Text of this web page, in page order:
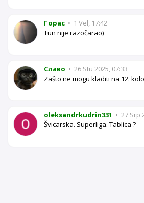
Горас • 1 Vel, 17:42
Tun nije razočarao)
Славо • 26 Stu 2025, 07:33
Zašto ne mogu kladiti na 12.
oleksandrkudrin331 • 27 Srp
Švicarska. Superliga. Tablica ?